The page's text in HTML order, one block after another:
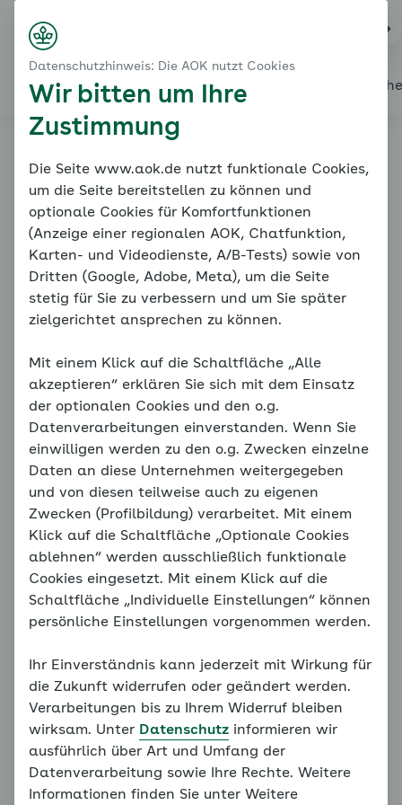
Alles über den Coach Mein Coach
Modul 2: Eigene Anteile bearbeiten -
Ein Erfahrungsbericht
Michaels Erfahrungsbericht
Familiencoach
Kinderängste
Ein Erfahrungsbericht
Michaels Erfahrungsbericht
Hinweis
Sie befinden sich außerhalb der
empfohlenen Reihenfolge. Unser
Konzept erfordert, dass alle
vorangegangenen Grundlagen
bearbeitet werden. Bitte bearbeiten
Sie daher alle Seiten des
Familiencoaches der Reihe nach.
Weiter mit:Wann hilft mir der Coach?
Sicherlich war es für Sie herausfordernd, Ihre eigenen
Erwartungen, Ängste und mögliches überbehütendes
Verhalten zu bearbeiten. Keine Sorge, so geht es
Datenschutzhinweis: Die AOK nutzt Cookies
Wir bitten um Ihre
Zustimmung
Die Seite www.aok.de nutzt funktionale Cookies,
um die Seite bereitstellen zu können und
optionale Cookies für Komfortfunktionen
(Anzeige einer regionalen AOK, Chatfunktion,
Karten- und Videodienste, A/B-Tests) sowie von
Dritten (Google, Adobe, Meta), um die Seite
stetig für Sie zu verbessern und um Sie später
zielgerichtet ansprechen zu können.
Mit einem Klick auf die Schaltfläche „Alle
akzeptieren“ erklären Sie sich mit dem Einsatz
der optionalen Cookies und den o.g.
Datenverarbeitungen einverstanden. Wenn Sie
einwilligen werden zu den o.g. Zwecken einzelne
Daten an diese Unternehmen weitergegeben
und von diesen teilweise auch zu eigenen
Zwecken (Profilbildung) verarbeitet. Mit einem
Klick auf die Schaltfläche „Optionale Cookies
ablehnen“ werden ausschließlich funktionale
Cookies eingesetzt. Mit einem Klick auf die
Schaltfläche „Individuelle Einstellungen“ können
persönliche Einstellungen vorgenommen werden.
Ihr Einverständnis kann jederzeit mit Wirkung für
die Zukunft widerrufen oder geändert werden.
Verarbeitungen bis zu Ihrem Widerruf bleiben
wirksam. Unter Datenschutz informieren wir
ausführlich über Art und Umfang der
Datenverarbeitung sowie Ihre Rechte. Weitere
Informationen finden Sie unter Weitere